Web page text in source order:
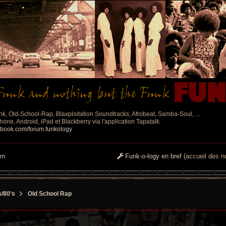
Old-School-Rap, Blaxploitation Soundtracks, Afrobeat, Samba-Soul, ...
Android, iPad et Blackberry via l'application Tapatalk
forum.funkology
Funk-o-logy en bref (accueil des
80’s Old School Rap